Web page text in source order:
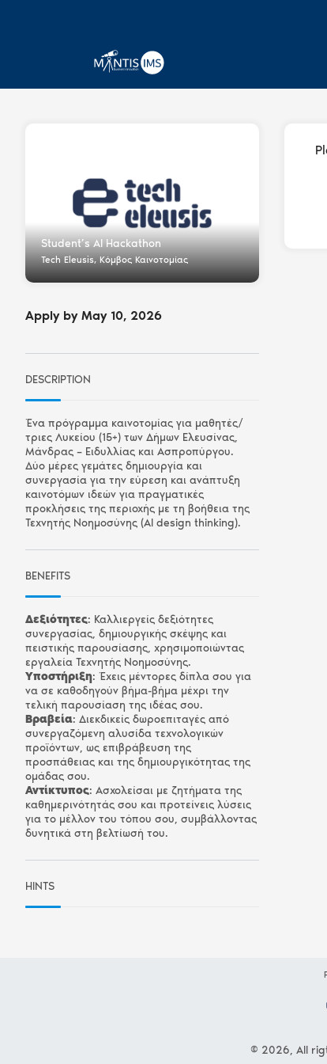
Student’s AI Hackathon
Tech Eleusis, Κόμβος Καινοτομίας
Apply by May 10, 2026
DESCRIPTION
Ένα πρόγραμμα καινοτομίας για μαθητές/
τριες Λυκείου (15+) των Δήμων Ελευσίνας,
Μάνδρας – Ειδυλλίας και Ασπροπύργου.
Δύο μέρες γεμάτες δημιουργία και
συνεργασία για την εύρεση και ανάπτυξη
καινοτόμων ιδεών για πραγματικές
προκλήσεις της περιοχής με τη βοήθεια της
Τεχνητής Νοημοσύνης (AI design thinking).
BENEFITS
Δεξιότητες: Καλλιεργείς δεξιότητες
συνεργασίας, δημιουργικής σκέψης και
πειστικής παρουσίασης, χρησιμοποιώντας
εργαλεία Τεχνητής Νοημοσύνης.
Υποστήριξη: Έχεις μέντορες δίπλα σου για
να σε καθοδηγούν βήμα-βήμα μέχρι την
τελική παρουσίαση της ιδέας σου.
Βραβεία: Διεκδικείς δωροεπιταγές από
συνεργαζόμενη αλυσίδα τεχνολογικών
προϊόντων, ως επιβράβευση της
προσπάθειας και της δημιουργικότητας της
ομάδας σου.
Αντίκτυπος: Ασχολείσαι με ζητήματα της
καθημερινότητάς σου και προτείνεις λύσεις
για το μέλλον του τόπου σου, συμβάλλοντας
δυνητικά στη βελτίωσή του.
HINTS
© 2026, All